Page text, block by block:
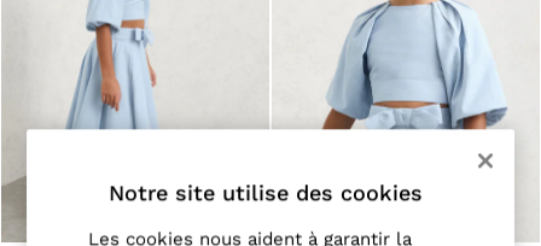
Hats, Gloves & Scarves
Socks & Tights
All Accessories
Linen Collection
Workwear
Reiss | NYBG
NEW
Notre site utilise des cookies
Les cookies nous aident à garantir la